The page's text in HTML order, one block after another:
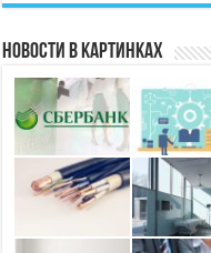
Новости в картинках